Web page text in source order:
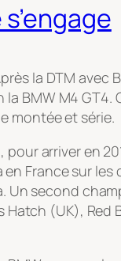
la DTM avec
BMW M4
montée et série.
pour arriver en
France sur
Un second
(UK),